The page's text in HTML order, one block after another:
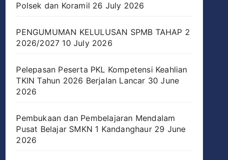
Polsek dan Koramil 26 July 2026
PENGUMUMAN KELULUSAN SPMB TAHAP 2
2026/2027 10 July 2026
Pelepasan Peserta PKL Kompetensi Keahlian
TKIN Tahun 2026 Berjalan Lancar 30 June
2026
Pembukaan dan Pembelajaran Mendalam
Pusat Belajar SMKN 1 Kandanghaur 29 June
2026